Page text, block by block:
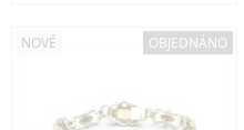
NOVÉ OBJEDNÁNO